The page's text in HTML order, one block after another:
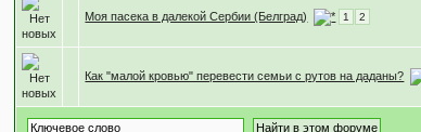
Моя пасека в далекой Сербии (Белград) 1 2
Как "малой кровью" перевести семьи с рутов на даданы?